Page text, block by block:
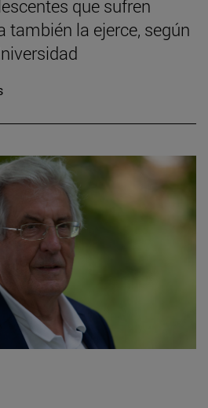
que sufren
también la ejerce, según